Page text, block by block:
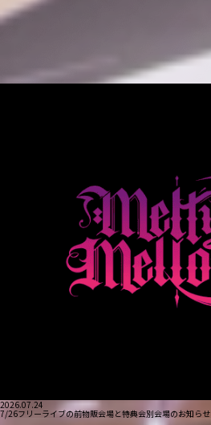
2026.07.24
7/26フリーライブの前物販会場と特典会別会場のお知らせ